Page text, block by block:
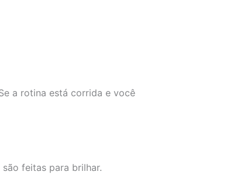
a rotina está corrida e você
feitas para brilhar.